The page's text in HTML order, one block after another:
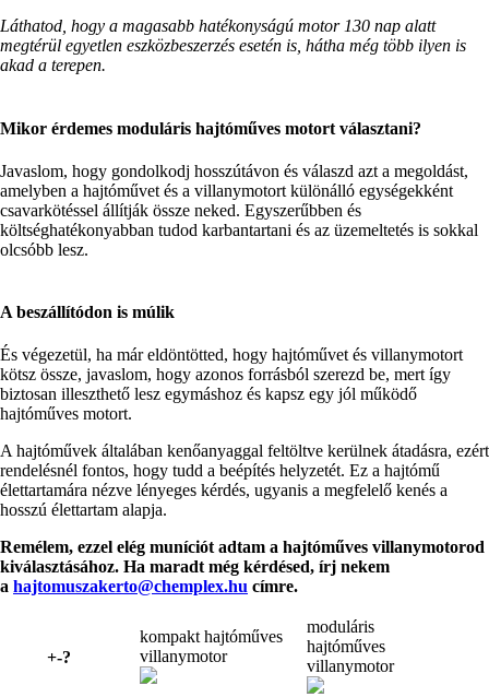
Láthatod, hogy a magasabb hatékonyságú motor 130 nap alatt
megtérül egyetlen eszközbeszerzés esetén is, hátha még több ilyen is
akad a terepen.
Mikor érdemes moduláris hajtóműves motort választani?
Javaslom, hogy gondolkodj hosszútávon és válaszd azt a megoldást,
amelyben a hajtóművet és a villanymotort különálló egységekként
csavarkötéssel állítják össze neked. Egyszerűbben és
költséghatékonyabban tudod karbantartani és az üzemeltetés is sokkal
olcsóbb lesz.
A beszállítódon is múlik
És végezetül, ha már eldöntötted, hogy hajtóművet és villanymotort
kötsz össze, javaslom, hogy azonos forrásból szerezd be, mert így
biztosan illeszthető lesz egymáshoz és kapsz egy jól működő
hajtóműves motort.
A hajtóművek általában kenőanyaggal feltöltve kerülnek átadásra, ezért
rendelésnél fontos, hogy tudd a beépítés helyzetét. Ez a hajtómű
élettartamára nézve lényeges kérdés, ugyanis a megfelelő kenés a
hosszú élettartam alapja.
Remélem, ezzel elég muníciót adtam a hajtóműves villanymotorod
kiválasztásához. Ha maradt még kérdésed, írj nekem
a hajtomuszakerto@chemplex.hu címre.
+-?
kompakt hajtóműves
villanymotor
moduláris
hajtóműves
villanymotor